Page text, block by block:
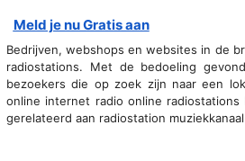
Meld je nu Gratis aan
Bedrijven, webshops en websites in de
radiostations. Met de bedoeling
bezoekers die op zoek zijn naar een
online internet radio online radiostations
gerelateerd aan radiostation